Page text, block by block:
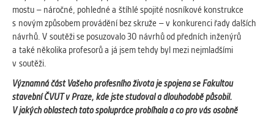
mostu – náročné, pohledné a štíhlé spojité nosníkové konstrukce
s novým způsobem provádění bez skruže – v konkurenci řady dalších
návrhů. V soutěži se posuzovalo 30 návrhů od předních inženýrů
a také několika profesorů a já jsem tehdy byl mezi nejmladšími
v soutěži.
Významná část Vašeho profesního života je spojena se Fakultou
stavební ČVUT v Praze, kde jste studoval a dlouhodobě působil.
V jakých oblastech tato spolupráce probíhala a co pro vás osobně